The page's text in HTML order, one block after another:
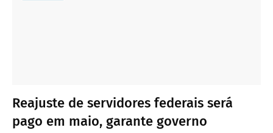
Reajuste de servidores federais será
pago em maio, garante governo